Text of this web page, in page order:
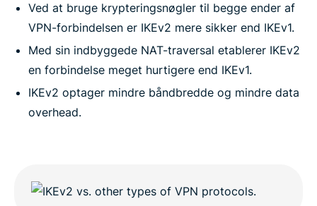
Ved at bruge krypteringsnøgler til begge ender af
VPN-forbindelsen er IKEv2 mere sikker end IKEv1.
Med sin indbyggede NAT-traversal etablerer IKEv2
en forbindelse meget hurtigere end IKEv1.
IKEv2 optager mindre båndbredde og mindre data
overhead.